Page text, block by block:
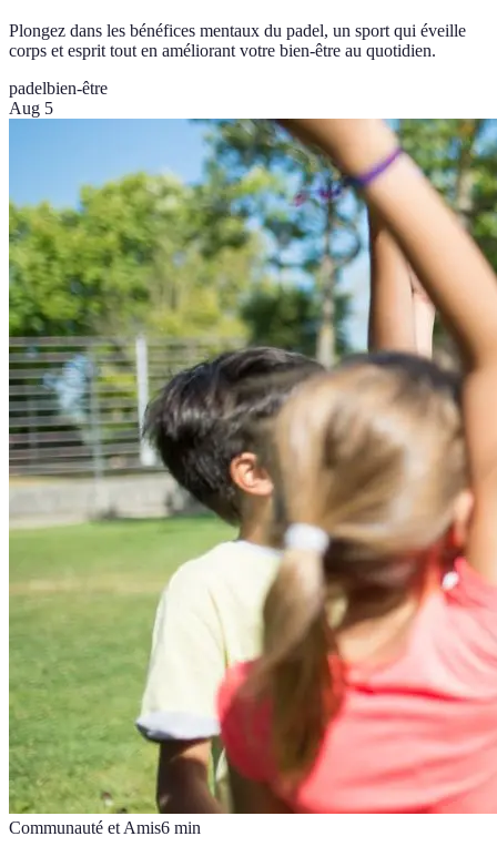
Plongez dans les bénéfices mentaux du padel, un sport qui éveille
corps et esprit tout en améliorant votre bien-être au quotidien.
padelbien-être
Aug 5
Communauté et Amis6 min